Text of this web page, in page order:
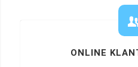
ONLINE